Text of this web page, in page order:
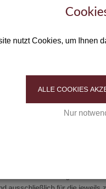
durch einen eher
gekennzeichnet:
Unbehandelt entwickelt
zudem haarlose Bereiche,
Flohstich genügt, um
kann. Daher ist es für
während der Badesaison
juckenden,
betroffene Tiere belastend
gefährdeten Tieren den
mit einem zugelassenen
nutzt Cookies, um Ihnen
ALLE COOKIES
Nur